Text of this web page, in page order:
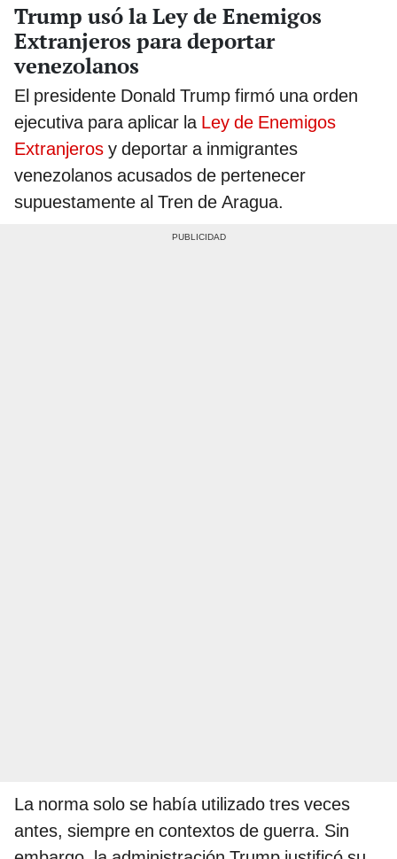
Trump usó la Ley de Enemigos
Extranjeros para deportar
venezolanos
El presidente Donald Trump firmó una orden
ejecutiva para aplicar la Ley de Enemigos
Extranjeros y deportar a inmigrantes
venezolanos acusados de pertenecer
supuestamente al Tren de Aragua.
La norma solo se había utilizado tres veces
antes, siempre en contextos de guerra. Sin